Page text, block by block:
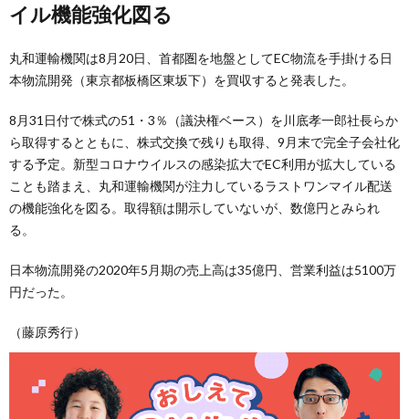
イル機能強化図る
丸和運輸機関は8月20日、首都圏を地盤としてEC物流を手掛ける日
本物流開発（東京都板橋区東坂下）を買収すると発表した。
8月31日付で株式の51・3％（議決権ベース）を川底孝一郎社長らか
ら取得するとともに、株式交換で残りも取得、9月末で完全子会社化
する予定。新型コロナウイルスの感染拡大でEC利用が拡大している
ことも踏まえ、丸和運輸機関が注力しているラストワンマイル配送
の機能強化を図る。取得額は開示していないが、数億円とみられ
る。
日本物流開発の2020年5月期の売上高は35億円、営業利益は5100万
円だった。
（藤原秀行）